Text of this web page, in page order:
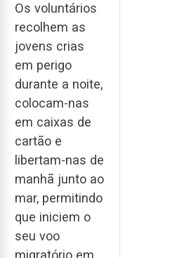
Os voluntários
recolhem as
jovens crias
em perigo
durante a noite,
colocam-nas
em caixas de
cartão e
libertam-nas de
manhã junto ao
mar, permitindo
que iniciem o
seu voo
migratório em